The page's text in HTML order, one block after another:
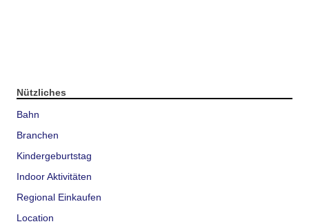
Nützliches
Bahn
Branchen
Kindergeburtstag
Indoor Aktivitäten
Regional Einkaufen
Location